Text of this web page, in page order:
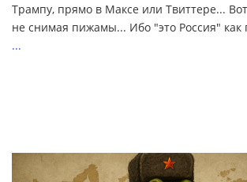
Трампу, прямо в Максе или Твиттере...
не снимая пижамы... Ибо "это Россия"
...